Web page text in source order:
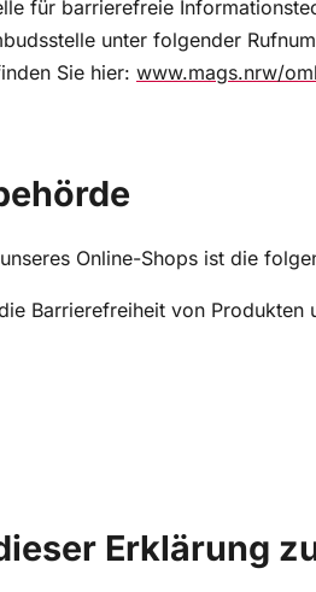
für barrierefreie
unter folgender
Sie hier: www.mags.nrw/
Online-Shops ist die
Barrierefreiheit von Produkten
Erklärung